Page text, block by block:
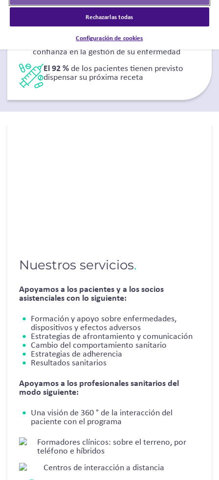
El 99 %de los pacientes se mostraron
globalmente satisfechos con su especialista de
apoyo
de los pacientes declararon tener
confianza en la gestión de su enfermedad
El 92 % de los pacientes tienen previsto
dispensar su próxima receta
Nuestros servicios.
Apoyamos a los pacientes y a los socios
asistenciales con lo siguiente:
Formación y apoyo sobre enfermedades,
dispositivos y efectos adversos
Estrategias de afrontamiento y comunicación
Cambio del comportamiento sanitario
Estrategias de adherencia
Resultados sanitarios
Apoyamos a los profesionales sanitarios del
modo siguiente:
Una visión de 360 ° de la interacción del
paciente con el programa
Formadores clínicos: sobre el terreno, por
teléfono e híbridos
Centros de interacción a distancia
Rechazarlas todas
Configuración de cookies